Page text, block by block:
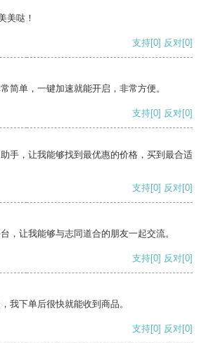
美哒！
支持[0] 反对[0]
简单，一键加速就能开启，非常方便。
支持[0] 反对[0]
手，让我能够找到最优惠的价格，买到最合适
支持[0] 反对[0]
，让我能够与志同道合的朋友一起交流。
支持[0] 反对[0]
我下单后很快就能收到商品。
支持[0] 反对[0]